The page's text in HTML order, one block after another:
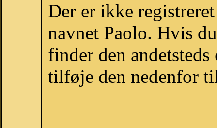
Der er ikke
navnet Paolo. Hvis
finder den
tilføje den nedenfor